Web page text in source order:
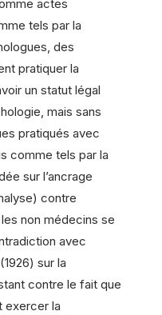
actes
tels par la
des
pratiquer la
un statut légal
mais sans
pratiqués avec
comme tels par la
sur l’ancrage
contre
non médecins se
avec
sur la
contre le fait que
exercer la